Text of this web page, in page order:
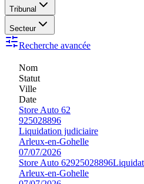
Tribunal
Secteur
Recherche avancée
Nom
Statut
Ville
Date
Store Auto 62
925028896
Liquidation judiciaire
Arleux-en-Gohelle
07/07/2026
Store Auto 62925028896
Arleux-en-Gohelle